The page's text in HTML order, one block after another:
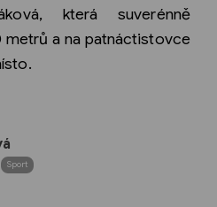
která suverénně
metrů a na patnáctistovce
Sport